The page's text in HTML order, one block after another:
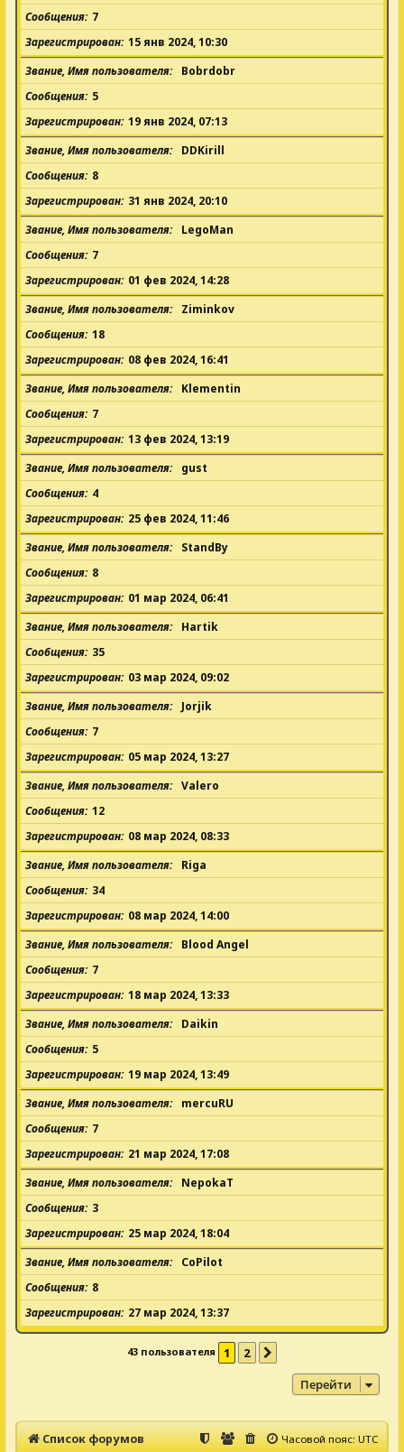
Сообщения 7
Зарегистрирован 15 янв 2024, 10:30
Звание, Имя пользователя
Bobrdobr
Сообщения 5
Зарегистрирован 19 янв 2024, 07:13
Звание, Имя пользователя
DDKirill
Сообщения 8
Зарегистрирован 31 янв 2024, 20:10
Звание, Имя пользователя
LegoMan
Сообщения 7
Зарегистрирован 01 фев 2024, 14:28
Звание, Имя пользователя
Ziminkov
Сообщения 18
Зарегистрирован 08 фев 2024, 16:41
Звание, Имя пользователя
Klementin
Сообщения 7
Зарегистрирован 13 фев 2024, 13:19
Звание, Имя пользователя
gust
Сообщения 4
Зарегистрирован 25 фев 2024, 11:46
Звание, Имя пользователя
StandBy
Сообщения 8
Зарегистрирован 01 мар 2024, 06:41
Звание, Имя пользователя
Hartik
Сообщения 35
Зарегистрирован 03 мар 2024, 09:02
Звание, Имя пользователя
Jorjik
Сообщения 7
Зарегистрирован 05 мар 2024, 13:27
Звание, Имя пользователя
Valero
Сообщения 12
Зарегистрирован 08 мар 2024, 08:33
Звание, Имя пользователя
Riga
Сообщения 34
Зарегистрирован 08 мар 2024, 14:00
Звание, Имя пользователя
Blood Angel
Сообщения 7
Зарегистрирован 18 мар 2024, 13:33
Звание, Имя пользователя
Daikin
Сообщения 5
Зарегистрирован 19 мар 2024, 13:49
Звание, Имя пользователя
mercuRU
Сообщения 7
Зарегистрирован 21 мар 2024, 17:08
Звание, Имя пользователя
NepokaT
Сообщения 3
Зарегистрирован 25 мар 2024, 18:04
Звание, Имя пользователя
CoPilot
Сообщения 8
Зарегистрирован 27 мар 2024, 13:37
43 пользователя 1 2
Перейти
Список форумов Часовой пояс:UTC